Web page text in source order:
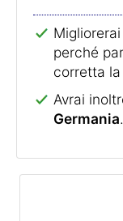
perché
corretta
Avrai
Germania.